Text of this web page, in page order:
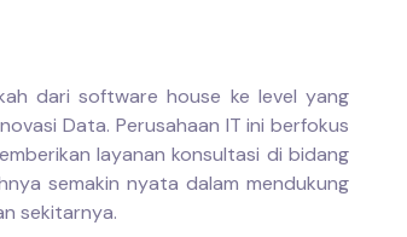
dari software house ke level yang
Data. Perusahaan IT ini berfokus
layanan konsultasi di bidang
semakin nyata dalam mendukung
sekitarnya.